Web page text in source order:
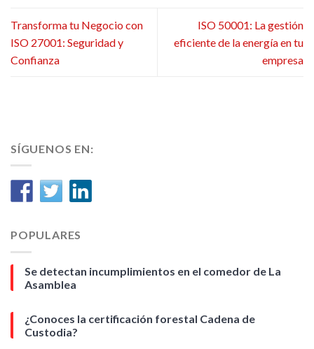
Transforma tu Negocio con
ISO 27001: Seguridad y
Confianza
ISO 50001: La gestión
eficiente de la energía en tu
empresa
SÍGUENOS EN:
POPULARES
Se detectan incumplimientos en el comedor de La
Asamblea
¿Conoces la certificación forestal Cadena de
Custodia?